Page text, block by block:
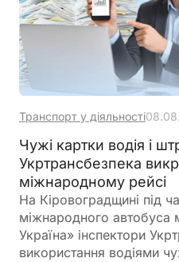
Транспорт у діяльності
Чужі картки водія і
Укртрансбезпека
міжнародному рейсі
На Кіровоградщині під
міжнародного автобуса
Україна» інспектори
використання водіями